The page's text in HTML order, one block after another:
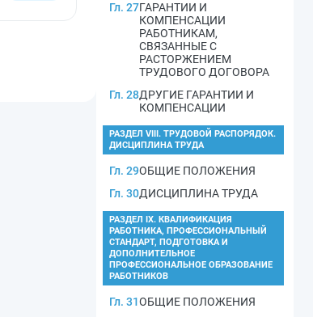
Гл. 27ГАРАНТИИ И
КОМПЕНСАЦИИ
РАБОТНИКАМ,
СВЯЗАННЫЕ С
РАСТОРЖЕНИЕМ
ТРУДОВОГО ДОГОВОРА
Гл. 28ДРУГИЕ ГАРАНТИИ И
КОМПЕНСАЦИИ
РАЗДЕЛ VIII. ТРУДОВОЙ РАСПОРЯДОК.
ДИСЦИПЛИНА ТРУДА
Гл. 29ОБЩИЕ ПОЛОЖЕНИЯ
Гл. 30ДИСЦИПЛИНА ТРУДА
РАЗДЕЛ IX. КВАЛИФИКАЦИЯ
РАБОТНИКА, ПРОФЕССИОНАЛЬНЫЙ
СТАНДАРТ, ПОДГОТОВКА И
ДОПОЛНИТЕЛЬНОЕ
ПРОФЕССИОНАЛЬНОЕ ОБРАЗОВАНИЕ
РАБОТНИКОВ
Гл. 31ОБЩИЕ ПОЛОЖЕНИЯ